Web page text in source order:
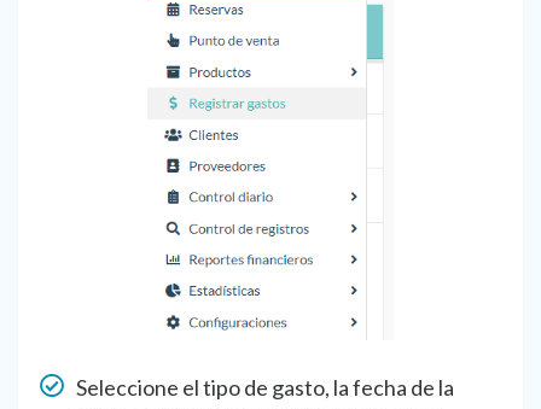
Seleccione el tipo de gasto, la fecha de la